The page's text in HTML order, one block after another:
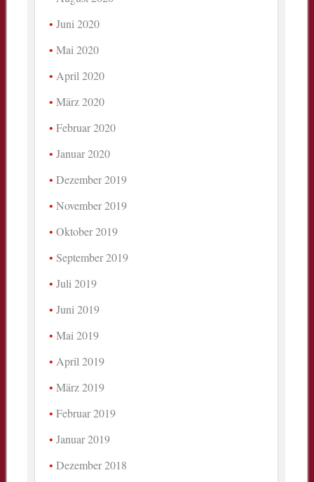
Juni 2020
Mai 2020
April 2020
März 2020
Februar 2020
Januar 2020
Dezember 2019
November 2019
Oktober 2019
September 2019
Juli 2019
Juni 2019
Mai 2019
April 2019
März 2019
Februar 2019
Januar 2019
Dezember 2018